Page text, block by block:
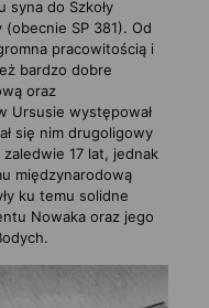
syna do Szkoły
SP 381). Od
pracowitością i
bardzo dobre
oraz
Ursusie występował
się nim drugoligowy
zaledwie 17 lat, jednak
międzynarodową
ku temu solidne
Nowaka oraz jego